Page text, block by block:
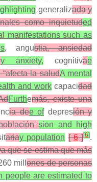
generalizada y
como inquietuded
manifestations such as
, angustia, ansiedad
y anxiety, cognitivae
la saludA mental
and work capacidad
Furthemás, existe una
ia dee ofdepresión y
sion and high
ariay population [6][6].
que se estima que más
millones de personas
people are estimated to